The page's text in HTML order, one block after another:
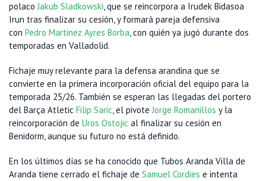
polacoJakub Sladkowski, que se reincorpora a Irudek Bidasoa
Irun tras finalizar su cesión, y formará pareja defensiva
con Pedro Martinez Ayres Borba, con quién ya jugó durante dos
temporadas en Valladolid.
Fichaje muy relevante para la defensa arandina que se
convierte en la primera incorporación oficial del equipo para la
temporada 25/26. También se esperan las llegadas del portero
del Barça Atletic Filip Saric, el pivoteJorge Romanillos y la
reincorporación de Uros Ostojic al finalizar su cesión en
Benidorm, aunque su futuro no está definido.
En los últimos días se ha conocido que Tubos Aranda Villa de
Aranda tiene cerrado el fichaje de Samuel Cordies e intenta